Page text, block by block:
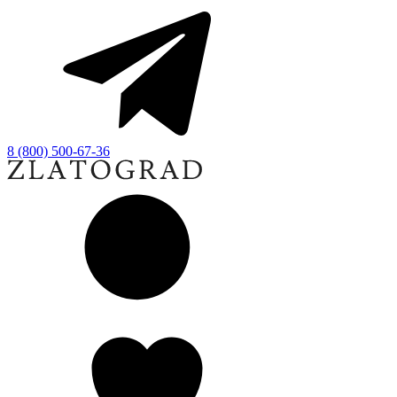
8 (800) 500-67-36